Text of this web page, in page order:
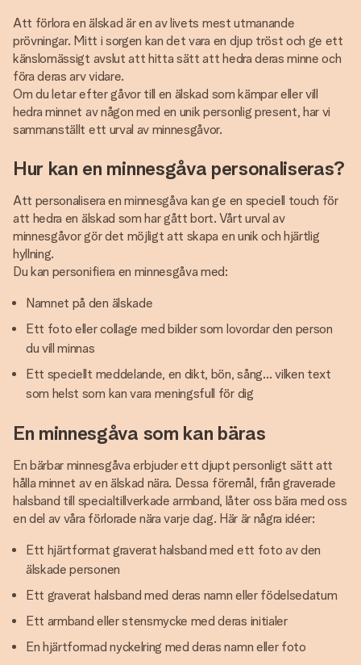
Att förlora en älskad är en av livets mest utmanande
prövningar. Mitt i sorgen kan det vara en djup tröst och ge ett
känslomässigt avslut att hitta sätt att hedra deras minne och
föra deras arv vidare.
Om du letar efter gåvor till en älskad som kämpar eller vill
hedra minnet av någon med en unik personlig present, har vi
sammanställt ett urval av minnesgåvor.
Hur kan en minnesgåva personaliseras?
Att personalisera en minnesgåva kan ge en speciell touch för
att hedra en älskad som har gått bort. Vårt urval av
minnesgåvor gör det möjligt att skapa en unik och hjärtlig
hyllning.
Du kan personifiera en minnesgåva med:
Namnet på den älskade
Ett foto eller collage med bilder som lovordar den person
du vill minnas
Ett speciellt meddelande, en dikt, bön, sång… vilken text
som helst som kan vara meningsfull för dig
En minnesgåva som kan bäras
En bärbar minnesgåva erbjuder ett djupt personligt sätt att
hålla minnet av en älskad nära. Dessa föremål, från graverade
halsband till specialtillverkade armband, låter oss bära med oss
en del av våra förlorade nära varje dag. Här är några idéer:
Ett hjärtformat graverat halsband med ett foto av den
älskade personen
Ett graverat halsband med deras namn eller födelsedatum
Ett armband eller stensmycke med deras initialer
En hjärtformad nyckelring med deras namn eller foto